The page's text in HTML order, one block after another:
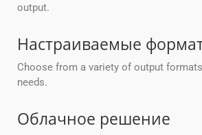
output.
Настраиваемые
Choose from a variety of output
needs.
Облачное решение